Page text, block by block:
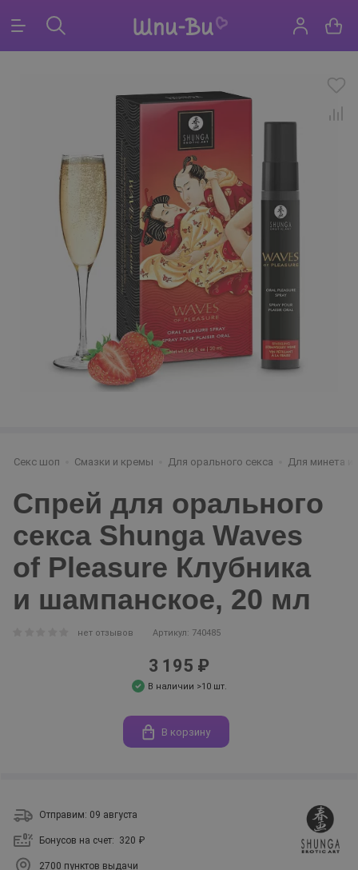
Секс шоп Смазки и кремы Для орального секса Для минета и
Спрей для орального
секса Shunga Waves
of Pleasure Клубника
и шампанское, 20 мл
нет отзывов Артикул: 740485
3 195 ₽
В наличии >10 шт.
В корзину
Отправим: 09 августа
Бонусов на счет: 320 ₽
2700 пунктов выдачи